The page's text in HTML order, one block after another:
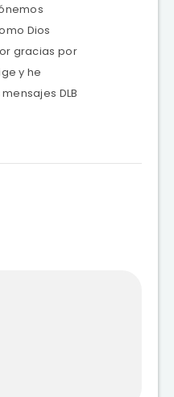
Dios
gracias por
y he
DLB